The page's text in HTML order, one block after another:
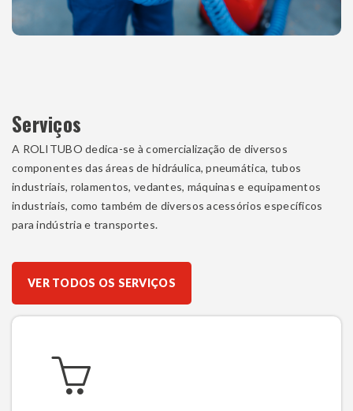
Serviços
A ROLITUBO dedica-se à comercialização de diversos
componentes das áreas de hidráulica, pneumática, tubos
industriais, rolamentos, vedantes, máquinas e equipamentos
industriais, como também de diversos acessórios específicos
para indústria e transportes.
VER TODOS OS SERVIÇOS